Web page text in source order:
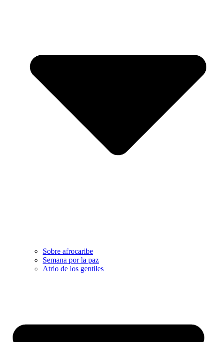
Sobre afrocaribe
Semana por la paz
Atrio de los gentiles